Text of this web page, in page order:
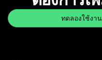
ทดลองใช้งา